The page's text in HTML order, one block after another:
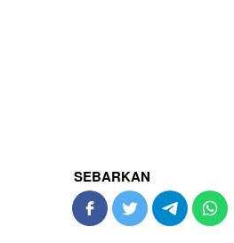
SEBARKAN